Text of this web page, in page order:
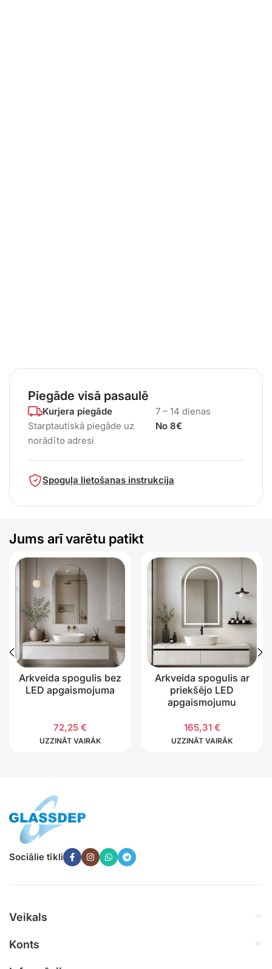
Piegāde visā pasaulē
Kurjera piegāde
Starptautiskā piegāde uz
norādīto adresi
7 – 14 dienas
No 8€
Spoguļa lietošanas instrukcija
Jums arī varētu patikt
Arkveida spogulis bez
LED apgaismojuma
72,25 €
UZZINĀT VAIRĀK
Arkveida spogulis ar
priekšējo LED
apgaismojumu
165,31 €
UZZINĀT VAIRĀK
Sociālie tīkli
Veikals
Konts